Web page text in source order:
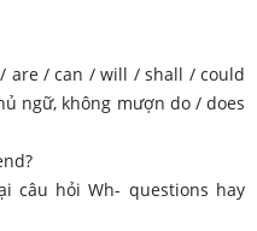
are / can / will / shall / could
ngữ, không mượn do / does
câu hỏi Wh- questions hay